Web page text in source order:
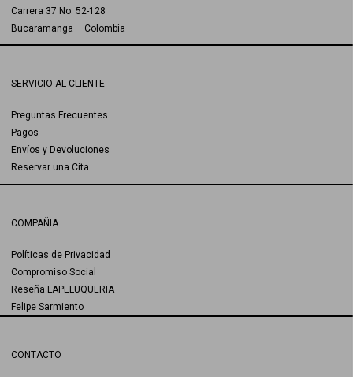
Carrera 37 No. 52-128
Bucaramanga – Colombia
SERVICIO AL CLIENTE
Preguntas Frecuentes
Pagos
Envíos y Devoluciones
Reservar una Cita
COMPAÑIA
Políticas de Privacidad
Compromiso Social
Reseña LAPELUQUERIA
Felipe Sarmiento
CONTACTO